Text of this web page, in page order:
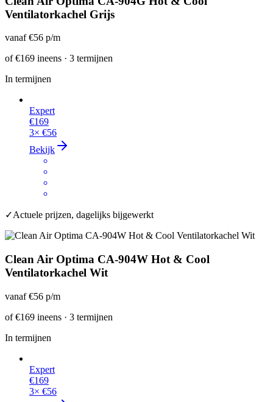
Ventilatorkachel Grijs
vanaf€56 p/m
of€169 ineens · 3 termijnen
In termijnen
Expert
€169
3× €56
Bekijk
✓Actuele prijzen, dagelijks bijgewerkt
Clean Air Optima CA-904W Hot & Cool
Ventilatorkachel Wit
vanaf€56 p/m
of€169 ineens · 3 termijnen
In termijnen
Expert
€169
3× €56